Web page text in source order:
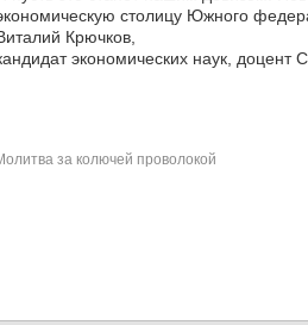
столицу Южного
Крючков,
экономических наук, доцент
за колючей проволокой